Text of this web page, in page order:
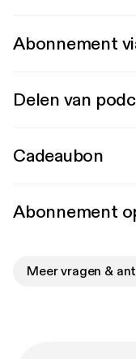
Abonnement
Delen van
Cadeaubon
Abonnement
Meer vragen &